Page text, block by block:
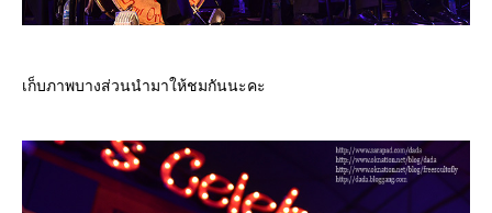
เก็บภาพบางส่วนนำมาให้ชมกันนะคะ